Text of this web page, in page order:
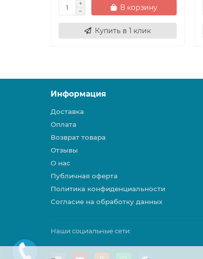
В корзину
Купить в 1 клик
Информация
Доставка
Оплата
Возврат товара
Отзывы
О нас
Публичная оферта
Политика конфиденциальности
Согласие на обработку данных
Наши социальные сети: